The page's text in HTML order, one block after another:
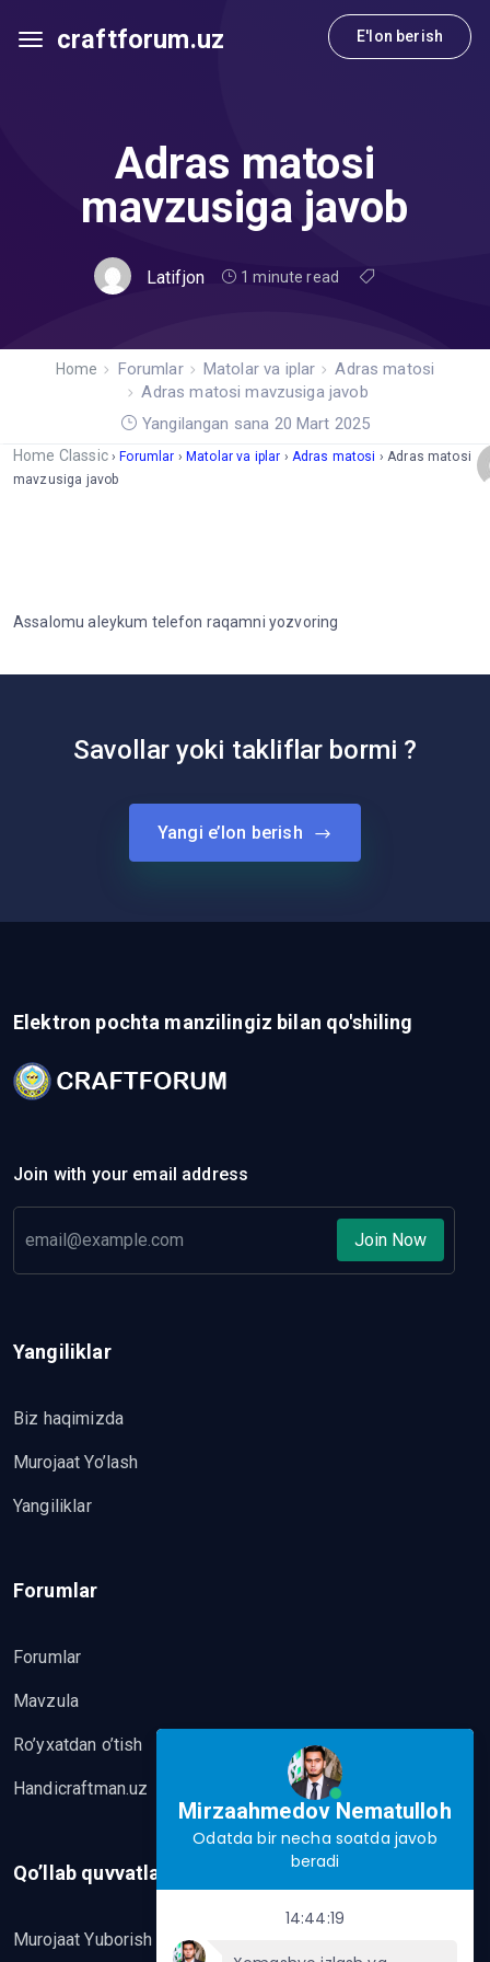
craftforum.uz E'lon berish
Adras matosi
mavzusiga javob
Latifjon 1 minute read
Home Forumlar Matolar va iplar
Adras matosi
Adras matosi mavzusiga javob
Yangilangan sana 20 Mart 2025
Home Classic › Forumlar › Matolar va iplar › Adras matosi › Adras matosi
mavzusiga javob
Assalomu aleykum telefon raqamni yozvoring
Savollar yoki takliflar bormi ?
Yangi e’lon berish
Elektron pochta manzilingiz bilan qo'shiling
Join with your email address
Join Now
Yangiliklar
Biz haqimizda
Murojaat Yo’lash
Yangiliklar
Forumlar
Forumlar
Mavzula
Ro’yxatdan o’tish
Handicraftman.uz
Qo’llab quvvatlash
Murojaat Yuborish
Mirzaahmedov Nematulloh
Odatda bir necha soatda javob
beradi
14:44:19